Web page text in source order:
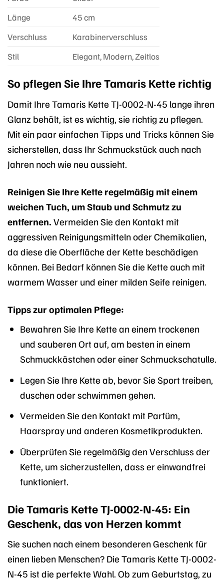
Länge
45 cm
Verschluss
Karabinerverschluss
Stil
Elegant, Modern, Zeitlos
So pflegen Sie Ihre Tamaris Kette richtig
Damit Ihre Tamaris Kette TJ-0002-N-45 lange ihren
Glanz behält, ist es wichtig, sie richtig zu pflegen.
Mit ein paar einfachen Tipps und Tricks können Sie
sicherstellen, dass Ihr Schmuckstück auch nach
Jahren noch wie neu aussieht.
Reinigen Sie Ihre Kette regelmäßig mit einem
weichen Tuch, um Staub und Schmutz zu
entfernen. Vermeiden Sie den Kontakt mit
aggressiven Reinigungsmitteln oder Chemikalien,
da diese die Oberfläche der Kette beschädigen
können. Bei Bedarf können Sie die Kette auch mit
warmem Wasser und einer milden Seife reinigen.
Tipps zur optimalen Pflege:
Bewahren Sie Ihre Kette an einem trockenen
und sauberen Ort auf, am besten in einem
Schmuckkästchen oder einer Schmuckschatulle.
Legen Sie Ihre Kette ab, bevor Sie Sport treiben,
duschen oder schwimmen gehen.
Vermeiden Sie den Kontakt mit Parfüm,
Haarspray und anderen Kosmetikprodukten.
Überprüfen Sie regelmäßig den Verschluss der
Kette, um sicherzustellen, dass er einwandfrei
funktioniert.
Die Tamaris Kette TJ-0002-N-45: Ein
Geschenk, das von Herzen kommt
Sie suchen nach einem besonderen Geschenk für
einen lieben Menschen? Die Tamaris Kette TJ-0002-
N-45 ist die perfekte Wahl. Ob zum Geburtstag, zu